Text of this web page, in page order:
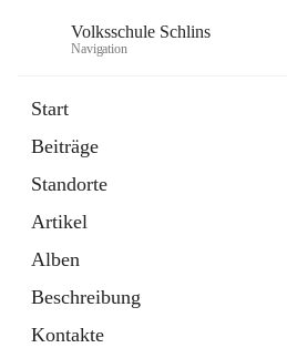
Volksschule Schlins
Navigation
Start
Beiträge
Standorte
Artikel
Alben
Beschreibung
Kontakte